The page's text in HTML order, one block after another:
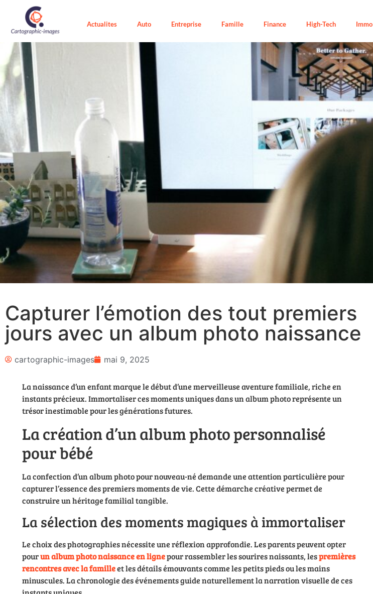
Actualites Auto Entreprise Famille Finance High-Tech Immo
Capturer l’émotion des tout premiers
jours avec un album photo naissance
cartographic-images mai 9, 2025
La naissance d’un enfant marque le début d’une merveilleuse aventure familiale, riche en
instants précieux. Immortaliser ces moments uniques dans un album photo représente un
trésor inestimable pour les générations futures.
La création d’un album photo personnalisé
pour bébé
La confection d’un album photo pour nouveau-né demande une attention particulière pour
capturer l’essence des premiers moments de vie. Cette démarche créative permet de
construire un héritage familial tangible.
La sélection des moments magiques à immortaliser
Le choix des photographies nécessite une réflexion approfondie. Les parents peuvent opter
pourun album photo naissance en lignepour rassembler les sourires naissants, lespremières
rencontres avec la familleet les détails émouvants comme les petits pieds ou les mains
minuscules. La chronologie des événements guide naturellement la narration visuelle de ces